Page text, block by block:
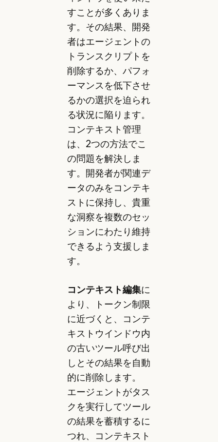
すことが多くありま
す。その結果、開発
者はエージェントの
トランスクリプトを
削除するか、パフォ
ーマンスを低下させ
るかの選択を迫られ
る状況に陥ります。
コンテキスト管理
は、2つの方法でこ
の問題を解決しま
す。開発者が関連デ
ータのみをコンテキ
ストに保持し、貴重
な洞察を複数のセッ
ションにわたり維持
できるよう支援しま
す。
コンテキスト編集に
より、トークン制限
に近づくと、コンテ
キストウインドウ内
の古いツール呼び出
しとその結果を自動
的に削除します。
エージェントがタス
クを実行してツール
の結果を蓄積するに
つれ、コンテキスト